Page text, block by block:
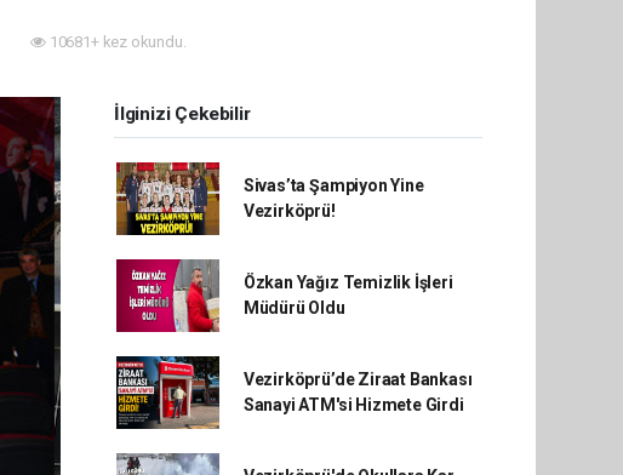
10681+ kez okundu.
İlginizi Çekebilir
Sivas’ta Şampiyon Yine
Vezirköprü!
Özkan Yağız Temizlik İşleri
Müdürü Oldu
Vezirköprü’de Ziraat Bankası
Sanayi ATM'si Hizmete Girdi